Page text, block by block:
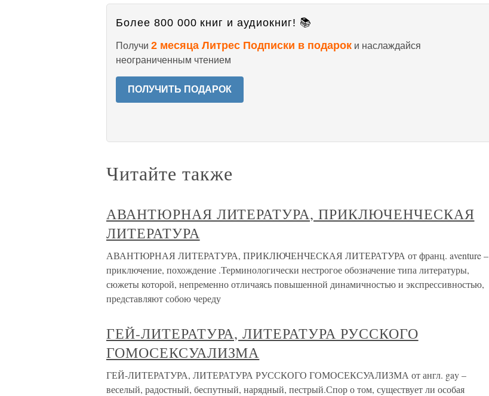
Более 800 000 книг и аудиокниг! 📚
Получи 2 месяца Литрес Подписки в подарок и наслаждайся
неограниченным чтением
ПОЛУЧИТЬ ПОДАРОК
Читайте также
АВАНТЮРНАЯ ЛИТЕРАТУРА, ПРИКЛЮЧЕНЧЕСКАЯ
ЛИТЕРАТУРА
АВАНТЮРНАЯ ЛИТЕРАТУРА, ПРИКЛЮЧЕНЧЕСКАЯ ЛИТЕРАТУРА от франц. aventure –
приключение, похождение .Терминологически нестрогое обозначение типа литературы,
сюжеты которой, непременно отличаясь повышенной динамичностью и экспрессивностью,
представляют собою череду
ГЕЙ-ЛИТЕРАТУРА, ЛИТЕРАТУРА РУССКОГО
ГОМОСЕКСУАЛИЗМА
ГЕЙ-ЛИТЕРАТУРА, ЛИТЕРАТУРА РУССКОГО ГОМОСЕКСУАЛИЗМА от англ. gay –
веселый, радостный, беспутный, нарядный, пестрый.Спор о том, существует ли особая